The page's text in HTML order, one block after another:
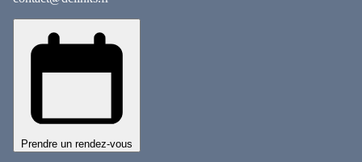
Prendre un rendez-vous